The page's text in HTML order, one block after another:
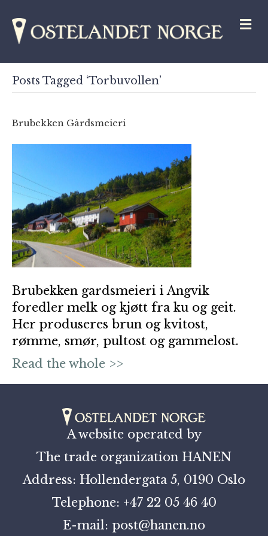
Posts Tagged ‘Torbuvollen’
Brubekken Gårdsmeieri
Brubekken gardsmeieri i Angvik
foredler melk og kjøtt fra ku og geit.
Her produseres brun og kvitost,
rømme, smør, pultost og gammelost.
Read the whole >>
A website operated by
The trade organization HANEN
Address: Hollendergata 5, 0190 Oslo
Telephone: +47 22 05 46 40
E-mail: post@hanen.no